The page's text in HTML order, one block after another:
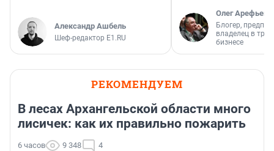
Александр Ашбель
Шеф-редактор E1.RU
Олег Арефьев
Блогер,
владелец в
бизнесе
РЕКОМЕНДУЕМ
В лесах Архангельской области много
лисичек: как их правильно пожарить
6 часов 9 348 4